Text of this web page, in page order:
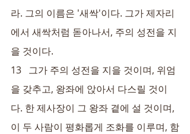
라. 그의 이름은 '새싹'이다. 그가 제자리
에서 새싹처럼 돋아나서, 주의 성전을 지
을 것이다.
13   그가 주의 성전을 지을 것이며, 위엄
을 갖추고, 왕좌에 앉아서 다스릴 것이
다. 한 제사장이 그 왕좌 곁에 설 것이며,
이 두 사람이 평화롭게 조화를 이루며, 함